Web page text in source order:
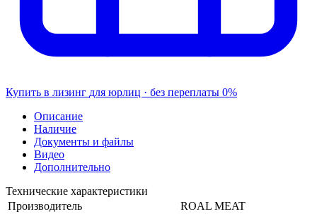
Купить в лизинг для юрлиц · без переплаты 0%
Описание
Наличие
Документы и файлы
Видео
Дополнительно
Технические характеристики
Производитель
ROAL MEAT